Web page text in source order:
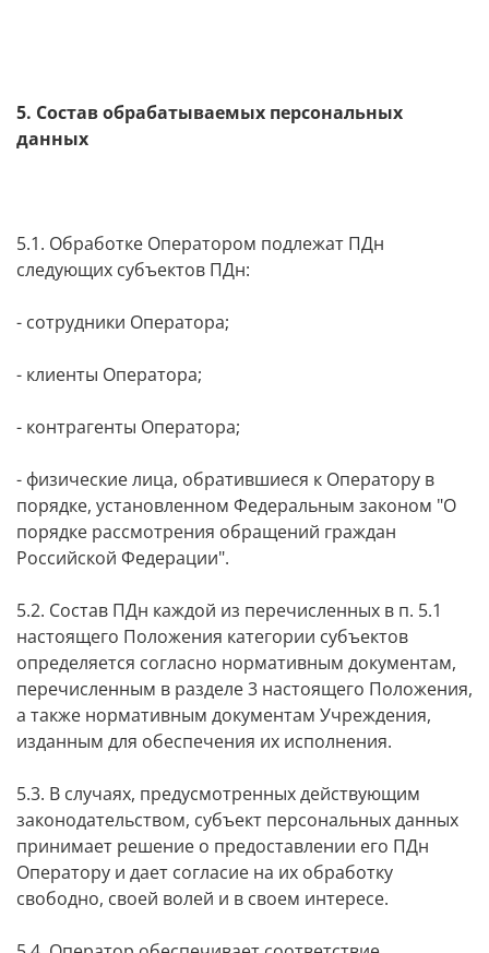
5. Состав обрабатываемых персональных
данных
5.1. Обработке Оператором подлежат ПДн
следующих субъектов ПДн:
- сотрудники Оператора;
- клиенты Оператора;
- контрагенты Оператора;
- физические лица, обратившиеся к Оператору в
порядке, установленном Федеральным законом "О
порядке рассмотрения обращений граждан
Российской Федерации".
5.2. Состав ПДн каждой из перечисленных в п. 5.1
настоящего Положения категории субъектов
определяется согласно нормативным документам,
перечисленным в разделе 3 настоящего Положения,
а также нормативным документам Учреждения,
изданным для обеспечения их исполнения.
5.3. В случаях, предусмотренных действующим
законодательством, субъект персональных данных
принимает решение о предоставлении его ПДн
Оператору и дает согласие на их обработку
свободно, своей волей и в своем интересе.